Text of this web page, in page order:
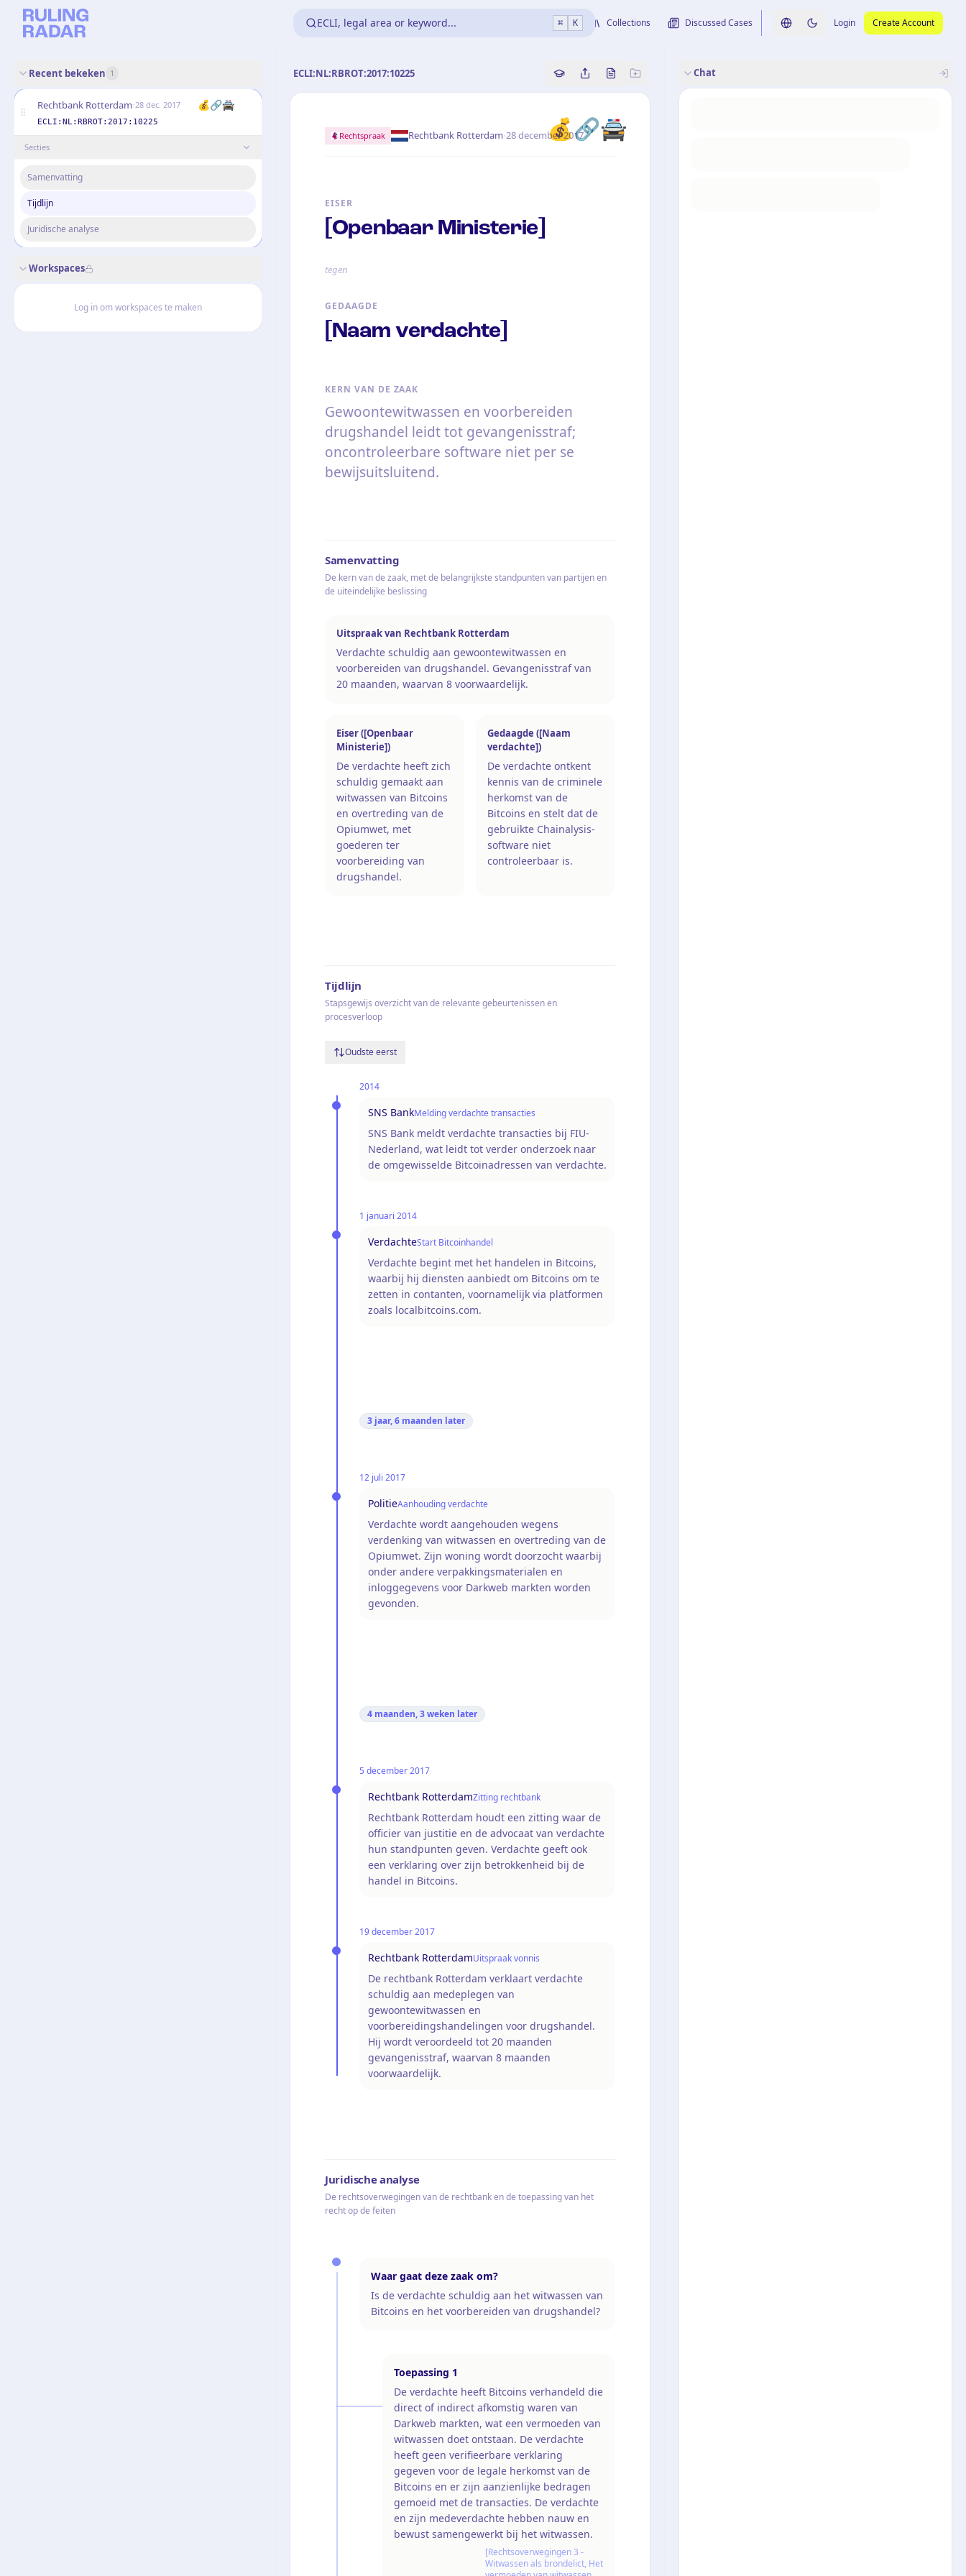
ECLI, legal area or keyword... ⌘ K Collections Discussed Cases Switch language
Switch to dark theme
Login Create Account
Recent bekeken 1
Rechtbank Rotterdam·28 dec. 2017 💰🔗🚔
ECLI:NL:RBROT:2017:10225
Secties
Samenvatting
Tijdlijn
Juridische analyse
Workspaces
Log in om workspaces te maken
ECLI:NL:RBROT:2017:10225 Copy source reference
Share this analysis
Bekijk originele uitspraak
💰🔗🚔
Rechtspraak Rechtbank Rotterdam·28 december 2017
EISER
[Openbaar Ministerie]
tegen
GEDAAGDE
[Naam verdachte]
KERN VAN DE ZAAK
Gewoontewitwassen en voorbereiden
drugshandel leidt tot gevangenisstraf;
oncontroleerbare software niet per se
bewijsuitsluitend.
Samenvatting
De kern van de zaak, met de belangrijkste standpunten van partijen en
de uiteindelijke beslissing
Uitspraak van Rechtbank Rotterdam
Verdachte schuldig aan gewoontewitwassen en
voorbereiden van drugshandel. Gevangenisstraf van
20 maanden, waarvan 8 voorwaardelijk.
Eiser ([Openbaar
Ministerie])
De verdachte heeft zich
schuldig gemaakt aan
witwassen van Bitcoins
en overtreding van de
Opiumwet, met
goederen ter
voorbereiding van
drugshandel.
Gedaagde ([Naam
verdachte])
De verdachte ontkent
kennis van de criminele
herkomst van de
Bitcoins en stelt dat de
gebruikte Chainalysis-
software niet
controleerbaar is.
Tijdlijn
Stapsgewijs overzicht van de relevante gebeurtenissen en
procesverloop
Oudste eerst
2014
SNS BankMelding verdachte transacties
SNS Bank meldt verdachte transacties bij FIU-
Nederland, wat leidt tot verder onderzoek naar
de omgewisselde Bitcoinadressen van verdachte.
1 januari 2014
VerdachteStart Bitcoinhandel
Verdachte begint met het handelen in Bitcoins,
waarbij hij diensten aanbiedt om Bitcoins om te
zetten in contanten, voornamelijk via platformen
zoals localbitcoins.com.
3 jaar, 6 maanden later
12 juli 2017
PolitieAanhouding verdachte
Verdachte wordt aangehouden wegens
verdenking van witwassen en overtreding van de
Opiumwet. Zijn woning wordt doorzocht waarbij
onder andere verpakkingsmaterialen en
inloggegevens voor Darkweb markten worden
gevonden.
4 maanden, 3 weken later
5 december 2017
Rechtbank RotterdamZitting rechtbank
Rechtbank Rotterdam houdt een zitting waar de
officier van justitie en de advocaat van verdachte
hun standpunten geven. Verdachte geeft ook
een verklaring over zijn betrokkenheid bij de
handel in Bitcoins.
19 december 2017
Rechtbank RotterdamUitspraak vonnis
De rechtbank Rotterdam verklaart verdachte
schuldig aan medeplegen van
gewoontewitwassen en
voorbereidingshandelingen voor drugshandel.
Hij wordt veroordeeld tot 20 maanden
gevangenisstraf, waarvan 8 maanden
voorwaardelijk.
Juridische analyse
De rechtsoverwegingen van de rechtbank en de toepassing van het
recht op de feiten
Waar gaat deze zaak om?
Is de verdachte schuldig aan het witwassen van
Bitcoins en het voorbereiden van drugshandel?
Toepassing 1
De verdachte heeft Bitcoins verhandeld die
direct of indirect afkomstig waren van
Darkweb markten, wat een vermoeden van
witwassen doet ontstaan. De verdachte
heeft geen verifieerbare verklaring
gegeven voor de legale herkomst van de
Bitcoins en er zijn aanzienlijke bedragen
gemoeid met de transacties. De verdachte
en zijn medeverdachte hebben nauw en
bewust samengewerkt bij het witwassen.
[Rechtsoverwegingen 3 -
Witwassen als brondelict, Het
Chat